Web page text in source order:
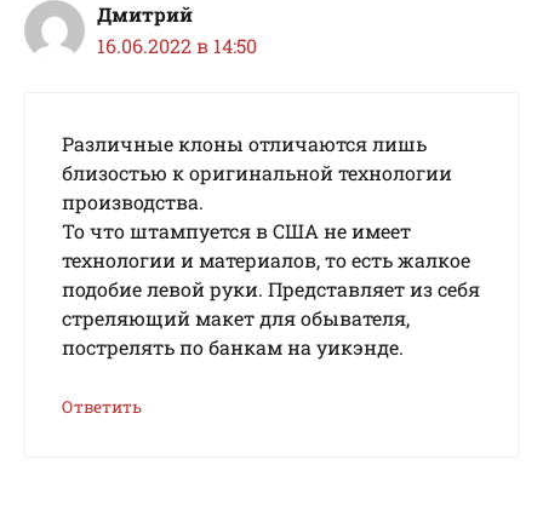
Дмитрий
16.06.2022 в 14:50
Различные клоны отличаются лишь
близостью к оригинальной технологии
производства.
То что штампуется в США не имеет
технологии и материалов, то есть жалкое
подобие левой руки. Представляет из себя
стреляющий макет для обывателя,
пострелять по банкам на уикэнде.
Ответить